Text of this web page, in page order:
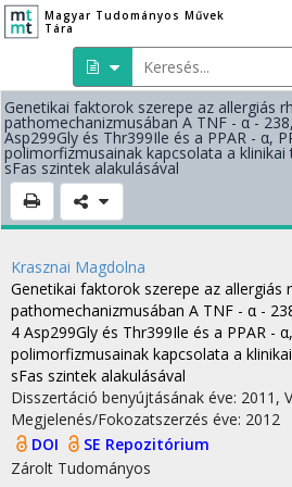
Magyar Tudományos Művek
Tára
Genetikai faktorok szerepe az allergiás
pathomechanizmusában A TNF - α -
Asp299Gly és Thr399Ile és a PPAR - α,
polimorfizmusainak kapcsolata a klinikai
sFas szintek alakulásával
Krasznai Magdolna
Genetikai faktorok szerepe az allergiás
pathomechanizmusában A TNF - α -
4 Asp299Gly és Thr399Ile és a PPAR -
polimorfizmusainak kapcsolata a
sFas szintek alakulásával
Disszertáció benyújtásának éve: 2011,
Megjelenés/Fokozatszerzés éve: 2012
DOI
SE Repozitórium
Zárolt Tudományos